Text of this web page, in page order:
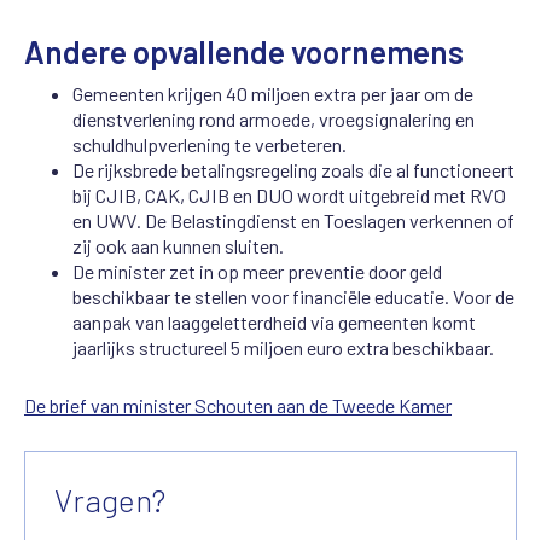
Andere opvallende voornemens
Gemeenten krijgen 40 miljoen extra per jaar om de
dienstverlening rond armoede, vroegsignalering en
schuldhulpverlening te verbeteren.
De rijksbrede betalingsregeling zoals die al functioneert
bij CJIB, CAK, CJIB en DUO wordt uitgebreid met RVO
en UWV. De Belastingdienst en Toeslagen verkennen of
zij ook aan kunnen sluiten.
De minister zet in op meer preventie door geld
beschikbaar te stellen voor financiële educatie. Voor de
aanpak van laaggeletterdheid via gemeenten komt
jaarlijks structureel 5 miljoen euro extra beschikbaar.
De brief van minister Schouten aan de Tweede Kamer
Vragen?